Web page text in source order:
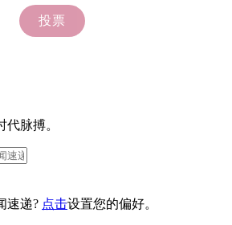
脉搏。
速递? 点击设置您的偏好。